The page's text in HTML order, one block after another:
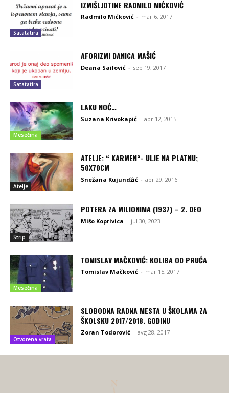
Satatatira
IZMIŠLJOTINE RADMILO MIĆKOVIĆ
Radmilo Mićković - mar 6, 2017
Satatatira
AFORIZMI DANICA MAŠIĆ
Deana Sailović - sep 19, 2017
Mesečina
LAKU NOĆ…
Suzana Krivokapić - apr 12, 2015
Atelje
ATELJE: “ KARMEN“- ULJE NA PLATNU;
50X70CM
Snežana Kujundžić - apr 29, 2016
Strip
POTERA ZA MILIONIMA (1937) – 2. DEO
Mišo Koprivica - jul 30, 2023
Mesečina
TOMISLAV MAČKOVIĆ: KOLIBA OD PRUĆA
Tomislav Mačković - mar 15, 2017
Otvorena vrata
SLOBODNA RADNA MESTA U ŠKOLAMA ZA
ŠKOLSKU 2017/2018. GODINU
Zoran Todorović - avg 28, 2017